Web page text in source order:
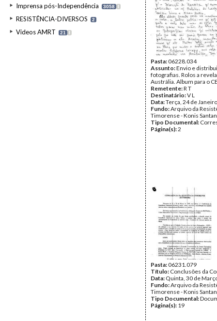
Imprensa pós-Independência 3058 I
RESISTÊNCIA-DIVERSOS 2
Videos AMRT 21 I
Pasta:06228.034
Assunto:Envio e
fotografias. Rolos a
Austrália. Album para o
Remetente:R T
Destinatário:V L
Data:Terça, 24 de
Fundo:Arquivo da
Timorense - Konis
Tipo Documental:
Página(s):2
Pasta:06231.079
Título: Conclusões da
Data: Quinta, 30 de
Fundo:Arquivo da
Timorense - Konis
Tipo Documental:
Página(s): 19